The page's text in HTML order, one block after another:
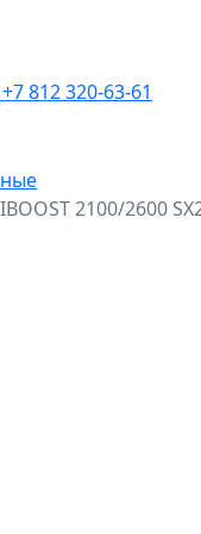
+7 812 320-63-61
2100/2600